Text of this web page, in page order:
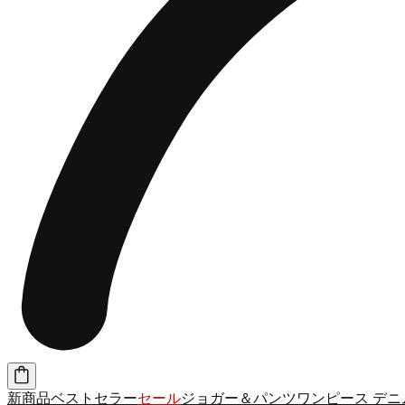
新商品ベストセラーセールジョガー＆パンツワンピース デニ